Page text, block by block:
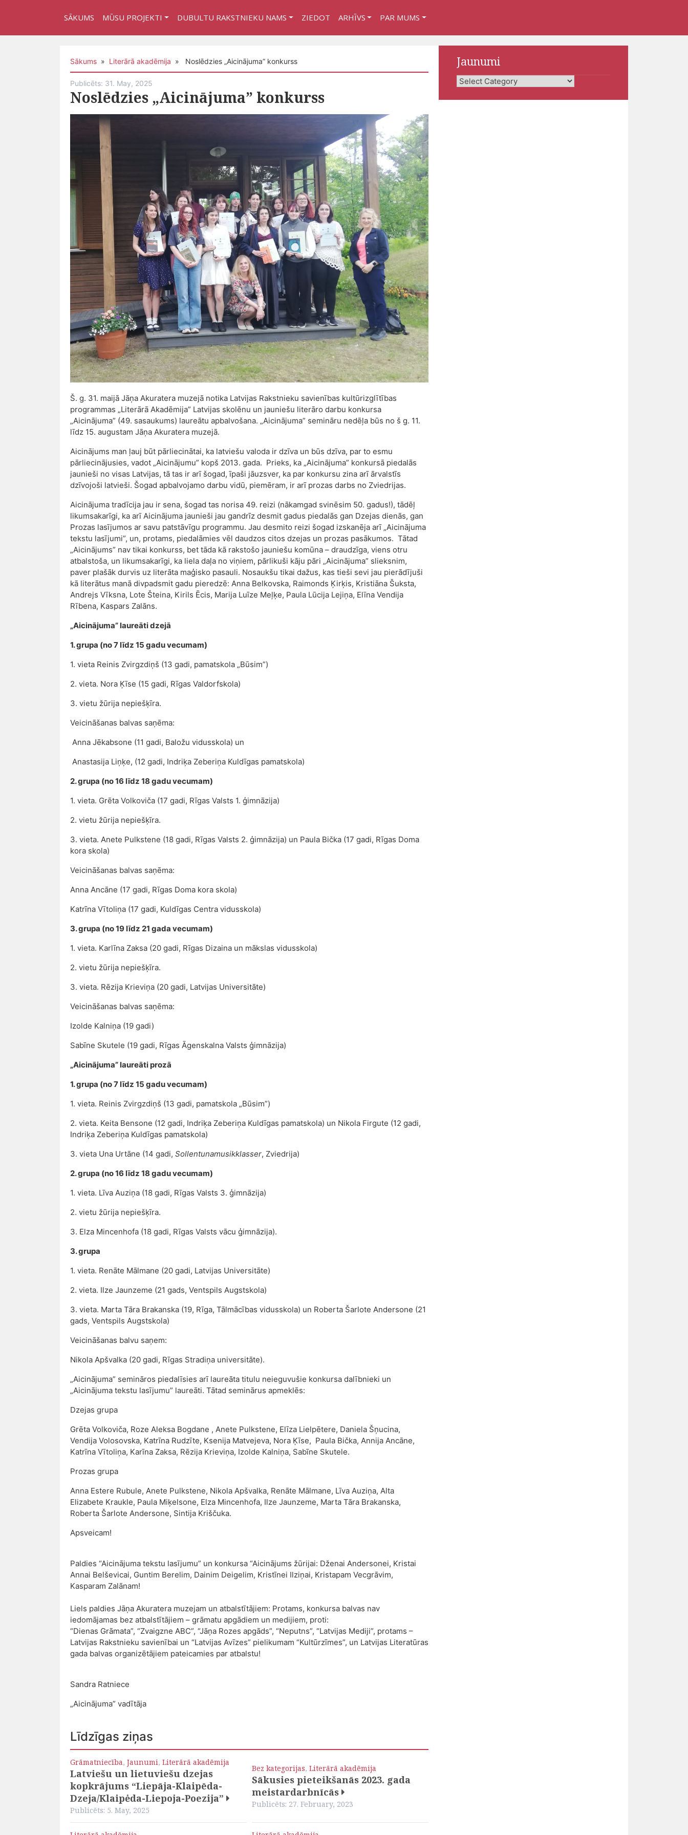
SĀKUMS MŪSU PROJEKTI DUBULTU RAKSTNIEKU NAMS ZIEDOT ARHĪVS PAR MUMS
Sākums » Literārā akadēmija » Noslēdzies „Aicinājuma” konkurss
Publicēts: 31. May, 2025
Noslēdzies „Aicinājuma” konkurss
Š. g. 31. maijā Jāņa Akuratera muzejā notika Latvijas Rakstnieku savienības kultūrizglītības
programmas „Literārā Akadēmija” Latvijas skolēnu un jauniešu literāro darbu konkursa
„Aicinājuma” (49. sasaukums) laureātu apbalvošana. „Aicinājuma” semināru nedēļa būs no š g. 11.
līdz 15. augustam Jāņa Akuratera muzejā.
Aicinājums man ļauj būt pārliecinātai, ka latviešu valoda ir dzīva un būs dzīva, par to esmu
pārliecinājusies, vadot „Aicinājumu” kopš 2013. gada. Prieks, ka „Aicinājuma” konkursā piedalās
jaunieši no visas Latvijas, tā tas ir arī šogad, īpaši jāuzsver, ka par konkursu zina arī ārvalstīs
dzīvojoši latvieši. Šogad apbalvojamo darbu vidū, piemēram, ir arī prozas darbs no Zviedrijas.
Aicinājuma tradīcija jau ir sena, šogad tas norisa 49. reizi (nākamgad svinēsim 50. gadus!), tādēļ
likumsakarīgi, ka arī Aicinājuma jaunieši jau gandrīz desmit gadus piedalās gan Dzejas dienās, gan
Prozas lasījumos ar savu patstāvīgu programmu. Jau desmito reizi šogad izskanēja arī „Aicinājuma
tekstu lasījumi”, un, protams, piedalāmies vēl daudzos citos dzejas un prozas pasākumos. Tātad
„Aicinājums” nav tikai konkurss, bet tāda kā rakstošo jauniešu komūna – draudzīga, viens otru
atbalstoša, un likumsakarīgi, ka liela daļa no viņiem, pārlikuši kāju pāri „Aicinājuma” slieksnim,
paver plašāk durvis uz literāta maģisko pasauli. Nosaukšu tikai dažus, kas tieši sevi jau pierādījuši
kā literātus manā divpadsmit gadu pieredzē: Anna Belkovska, Raimonds Ķirķis, Kristiāna Šuksta,
Andrejs Vīksna, Lote Šteina, Kirils Ēcis, Marija Luīze Meļķe, Paula Lūcija Lejiņa, Elīna Vendija
Rībena, Kaspars Zalāns.
„Aicinājuma” laureāti dzejā
1. grupa (no 7 līdz 15 gadu vecumam)
1. vieta Reinis Zvirgzdiņš (13 gadi, pamatskola „Būsim”)
2. vieta. Nora Ķīse (15 gadi, Rīgas Valdorfskola)
3. vietu žūrija nepiešķīra.
Veicināšanas balvas saņēma:
Anna Jēkabsone (11 gadi, Baložu vidusskola) un
Anastasija Liņķe, (12 gadi, Indriķa Zeberiņa Kuldīgas pamatskola)
2. grupa (no 16 līdz 18 gadu vecumam)
1. vieta. Grēta Volkoviča (17 gadi, Rīgas Valsts 1. ģimnāzija)
2. vietu žūrija nepiešķīra.
3. vieta. Anete Pulkstene (18 gadi, Rīgas Valsts 2. ģimnāzija) un Paula Bička (17 gadi, Rīgas Doma
kora skola)
Veicināšanas balvas saņēma:
Anna Ancāne (17 gadi, Rīgas Doma kora skola)
Katrīna Vītoliņa (17 gadi, Kuldīgas Centra vidusskola)
3. grupa (no 19 līdz 21 gada vecumam)
1. vieta. Karlīna Zaksa (20 gadi, Rīgas Dizaina un mākslas vidusskola)
2. vietu žūrija nepiešķīra.
3. vieta. Rēzija Krieviņa (20 gadi, Latvijas Universitāte)
Veicināšanas balvas saņēma:
Izolde Kalniņa (19 gadi)
Sabīne Skutele (19 gadi, Rīgas Āgenskalna Valsts ģimnāzija)
„Aicinājuma” laureāti prozā
1. grupa (no 7 līdz 15 gadu vecumam)
1. vieta. Reinis Zvirgzdiņš (13 gadi, pamatskola „Būsim”)
2. vieta. Keita Bensone (12 gadi, Indriķa Zeberiņa Kuldīgas pamatskola) un Nikola Firgute (12 gadi,
Indriķa Zeberiņa Kuldīgas pamatskola)
3. vieta Una Urtāne (14 gadi, Sollentunamusikklasser, Zviedrija)
2. grupa (no 16 līdz 18 gadu vecumam)
1. vieta. Līva Auziņa (18 gadi, Rīgas Valsts 3. ģimnāzija)
2. vietu žūrija nepiešķīra.
3. Elza Mincenhofa (18 gadi, Rīgas Valsts vācu ģimnāzija).
3. grupa
1. vieta. Renāte Mālmane (20 gadi, Latvijas Universitāte)
2. vieta. Ilze Jaunzeme (21 gads, Ventspils Augstskola)
3. vieta. Marta Tāra Brakanska (19, Rīga, Tālmācības vidusskola) un Roberta Šarlote Andersone (21
gads, Ventspils Augstskola)
Veicināšanas balvu saņem:
Nikola Apšvalka (20 gadi, Rīgas Stradiņa universitāte).
„Aicinājuma” semināros piedalīsies arī laureāta titulu neieguvušie konkursa dalībnieki un
„Aicinājuma tekstu lasījumu” laureāti. Tātad seminārus apmeklēs:
Dzejas grupa
Grēta Volkoviča, Roze Aleksa Bogdane , Anete Pulkstene, Elīza Lielpētere, Daniela Šņucina,
Vendija Volosovska, Katrīna Rudzīte, Ksenija Matvejeva, Nora Ķīse, Paula Bička, Annija Ancāne,
Katrīna Vītoliņa, Karīna Zaksa, Rēzija Krieviņa, Izolde Kalniņa, Sabīne Skutele.
Prozas grupa
Anna Estere Rubule, Anete Pulkstene, Nikola Apšvalka, Renāte Mālmane, Līva Auziņa, Alta
Elizabete Kraukle, Paula Miķelsone, Elza Mincenhofa, Ilze Jaunzeme, Marta Tāra Brakanska,
Roberta Šarlote Andersone, Sintija Kriščuka.
Apsveicam!
Paldies “Aicinājuma tekstu lasījumu” un konkursa “Aicinājums žūrijai: Dženai Andersonei, Kristai
Annai Belševicai, Guntim Berelim, Dainim Deigelim, Kristīnei Ilziņai, Kristapam Vecgrāvim,
Kasparam Zalānam!
Liels paldies Jāņa Akuratera muzejam un atbalstītājiem: Protams, konkursa balvas nav
iedomājamas bez atbalstītājiem – grāmatu apgādiem un medijiem, proti:
“Dienas Grāmata”, “Zvaigzne ABC”, “Jāņa Rozes apgāds”, “Neputns”, “Latvijas Mediji”, protams –
Latvijas Rakstnieku savienībai un “Latvijas Avīzes” pielikumam “Kultūrzīmes”, un Latvijas Literatūras
gada balvas organizētājiem pateicamies par atbalstu!
Sandra Ratniece
„Aicinājuma” vadītāja
Līdzīgas ziņas
Grāmatniecība, Jaunumi, Literārā akadēmija
Latviešu un lietuviešu dzejas
kopkrājums “Liepāja-Klaipēda-
Dzeja/Klaipėda-Liepoja-Poezija”
Publicēts: 5. May, 2025
Bez kategorijas, Literārā akadēmija
Sākusies pieteikšanās 2023. gada
meistardarbnīcās
Publicēts: 27. February, 2023
Jaunumi
Jaunumi